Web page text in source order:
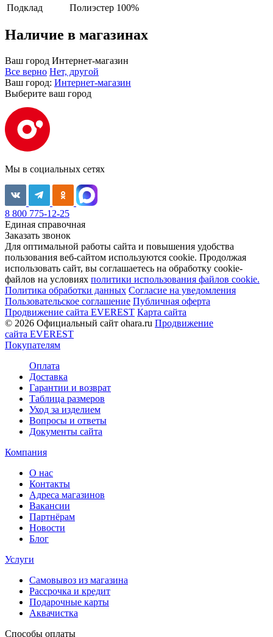
Подклад
Полиэстер 100%
Наличие в магазинах
Ваш город Интернет-магазин
Все верно Нет, другой
Ваш город: Интернет-магазин
Выберите ваш город
Мы в социальных сетях
8 800 775-12-25
Единая справочная
Заказать звонок
Для оптимальной работы сайта и повышения удобства
пользования веб-сайтом используются cookie. Продолжая
использовать сайт, вы соглашаетесь на обработку cookie-
файлов на условиях политики использования файлов cookie.
Политика обработки данных Согласие на уведомления
Пользовательское соглашение Публичная оферта
Продвижение сайта EVEREST Карта сайта
© 2026 Официальный сайт ohara.ru Продвижение
сайта EVEREST
Покупателям
Оплата
Доставка
Гарантии и возврат
Таблица размеров
Уход за изделием
Вопросы и ответы
Документы сайта
Компания
О нас
Контакты
Адреса магазинов
Вакансии
Партнёрам
Новости
Блог
Услуги
Самовывоз из магазина
Рассрочка и кредит
Подарочные карты
Аквачистка
Способы оплаты